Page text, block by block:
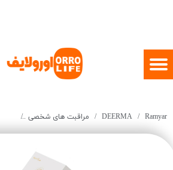
Ramyar
DEERMA مراقبت های شخصی